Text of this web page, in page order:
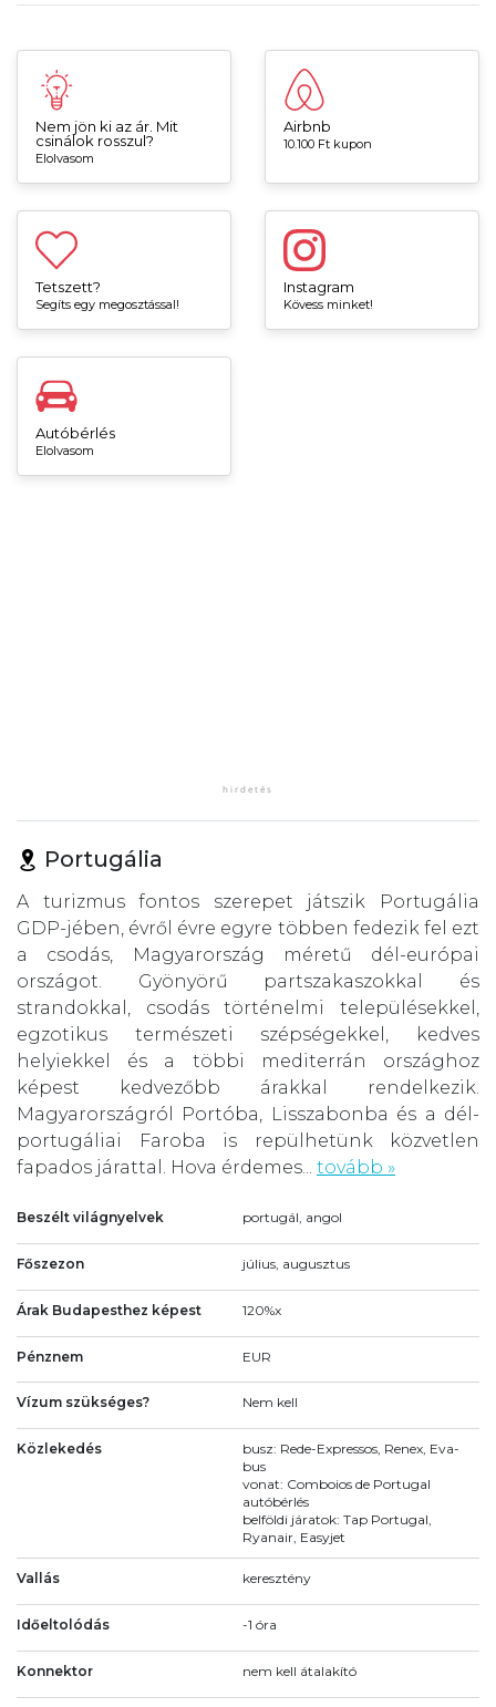
Nem jön ki az ár. Mit
csinálok rosszul?
Elolvasom
Airbnb
10.100 Ft kupon
Tetszett?
Segíts egy megosztással!
Instagram
Kövess minket!
Autóbérlés
Elolvasom
Portugália
A turizmus fontos szerepet játszik Portugália
GDP-jében, évről évre egyre többen fedezik fel ezt
a csodás, Magyarország méretű dél-európai
országot. Gyönyörű partszakaszokkal és
strandokkal, csodás történelmi településekkel,
egzotikus természeti szépségekkel, kedves
helyiekkel és a többi mediterrán országhoz
képest kedvezőbb árakkal rendelkezik.
Magyarországról Portóba, Lisszabonba és a dél-
portugáliai Faroba is repülhetünk közvetlen
fapados járattal. Hova érdemes... tovább »
Beszélt világnyelvek portugál, angol
Főszezon július, augusztus
Árak Budapesthez képest 120%x
Pénznem EUR
Vízum szükséges? Nem kell
Közlekedés
busz: Rede-Expressos, Renex, Eva-
bus
vonat: Comboios de Portugal
autóbérlés
belföldi járatok: Tap Portugal,
Ryanair, Easyjet
Vallás keresztény
Időeltolódás -1 óra
Konnektor nem kell átalakító